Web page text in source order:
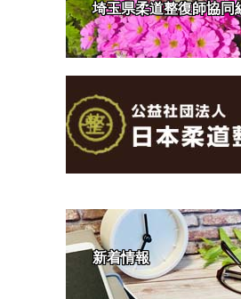
埼玉県柔道整復師協同
新着情報